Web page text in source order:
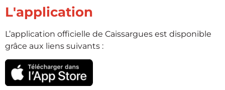
L'application
L’application officielle de Caissargues est disponible
grâce aux liens suivants :